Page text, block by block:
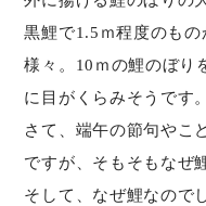
黒鯉で1.5ｍ程度のも
様々。10ｍの鯉のぼり
に目がくらみそうです。
さて、端午の節句やこ
ですが、そもそもなぜ
そして、なぜ鯉なので